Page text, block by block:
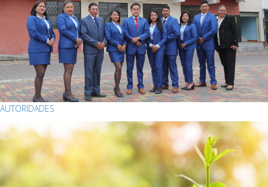
AUTORIDADES